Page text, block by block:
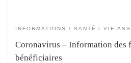
INFORMATIONS SANTÉ VIE
Coronavirus – Information des
bénéficiaires